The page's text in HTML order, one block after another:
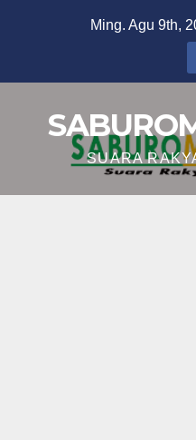
Ming. Agu 9th,
SUARA